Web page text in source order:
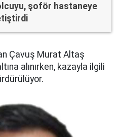
şoför hastaneye
Çavuş Murat Altaş
alınırken, kazayla ilgili